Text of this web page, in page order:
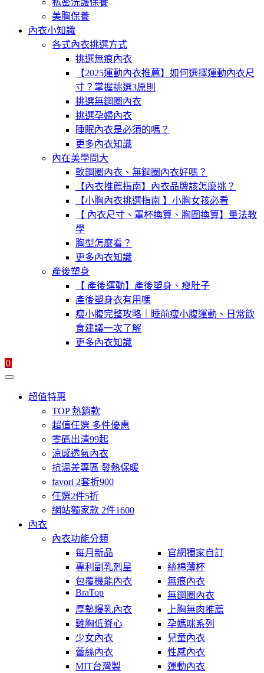
私密洗護保養
美胸保養
內衣小知識
各式內衣挑選方式
挑選無痕內衣
【2025運動內衣推薦】如何選擇運動內衣尺
寸？掌握挑選3原則
挑選無鋼圈內衣
挑選孕婦內衣
睡眠內衣是必須的嗎？
更多內衣知識
內在美學問大
軟鋼圈內衣、無鋼圈內衣好嗎？
【內衣推薦指南】內衣品牌該怎麼挑？
【小胸內衣挑選指南 】小胸女孩必看
【 內衣尺寸、罩杯換算、胸圍換算】量法教
學
胸型怎麼看？
更多內衣知識
產後塑身
【 產後運動】產後塑身、瘦肚子
產後塑身衣有用嗎
瘦小腹完整攻略｜睡前瘦小腹運動、日常飲
食建議一次了解
更多內衣知識
0
超值特惠
TOP 熱銷款
超值任選 多件優惠
零碼出清99起
涼感透氣內衣
抗溫差專區 發熱保暖
favori 2套折900
任選2件5折
網站獨家款 2件1600
內衣
內衣功能分類
每月新品
官網獨家自訂
專利副乳剋星
絲棉薄杯
包覆機能內衣
無痕內衣
BraTop
無鋼圈內衣
厚墊爆乳內衣
上胸無肉推薦
雞胸低脊心
孕媽咪系列
少女內衣
兒童內衣
蕾絲內衣
性感內衣
MIT台灣製
運動內衣